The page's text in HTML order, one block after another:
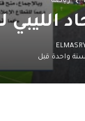
سنة واحدة قبل